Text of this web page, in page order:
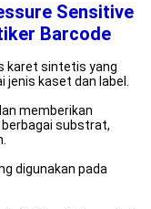
Sensitive
Barcode
karet sintetis yang
jenis kaset dan label.
memberikan
substrat,
digunakan pada